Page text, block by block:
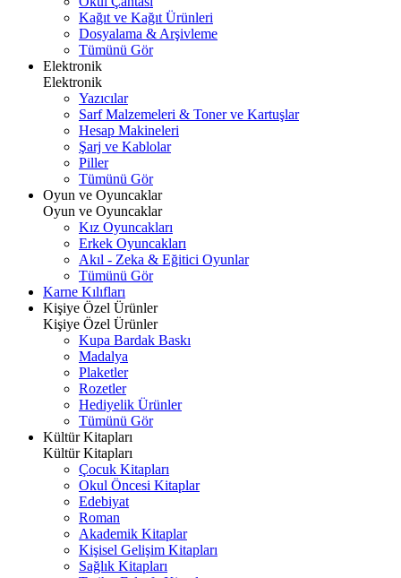
Kağıt ve Kağıt Ürünleri
Dosyalama & Arşivleme
Tümünü Gör
Elektronik
Elektronik
Yazıcılar
Sarf Malzemeleri & Toner ve Kartuşlar
Hesap Makineleri
Şarj ve Kablolar
Piller
Tümünü Gör
Oyun ve Oyuncaklar
Oyun ve Oyuncaklar
Kız Oyuncakları
Erkek Oyuncakları
Akıl - Zeka & Eğitici Oyunlar
Tümünü Gör
Karne Kılıfları
Kişiye Özel Ürünler
Kişiye Özel Ürünler
Kupa Bardak Baskı
Madalya
Plaketler
Rozetler
Hediyelik Ürünler
Tümünü Gör
Kültür Kitapları
Kültür Kitapları
Çocuk Kitapları
Okul Öncesi Kitaplar
Edebiyat
Roman
Akademik Kitaplar
Kişisel Gelişim Kitapları
Sağlık Kitapları